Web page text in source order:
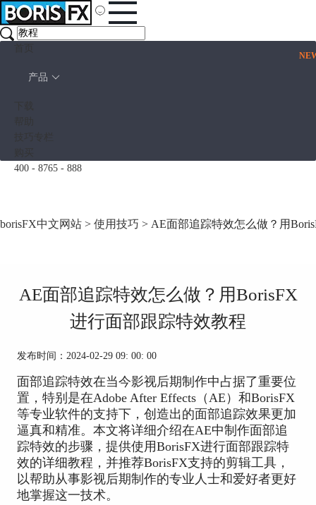
产品
400 - 8765 - 888
borisFX中文网站 > 使用技巧 > AE面部追踪特效怎么做？用
AE面部追踪特效怎么做？用BorisFX
进行面部跟踪特效教程
发布时间：2024-02-29 09: 00: 00
面部追踪特效在当今影视后期制作中占据了重要位
置，特别是在Adobe After Effects（AE）和BorisFX
等专业软件的支持下，创造出的面部追踪效果更加
逼真和精准。本文将详细介绍在AE中制作面部追
踪特效的步骤，提供使用BorisFX进行面部跟踪特
效的详细教程，并推荐BorisFX支持的剪辑工具，
以帮助从事影视后期制作的专业人士和爱好者更好
地掌握这一技术。